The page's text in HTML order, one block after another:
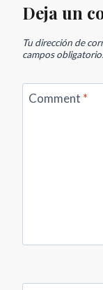
Deja un
Tu dirección de
campos
Comment *